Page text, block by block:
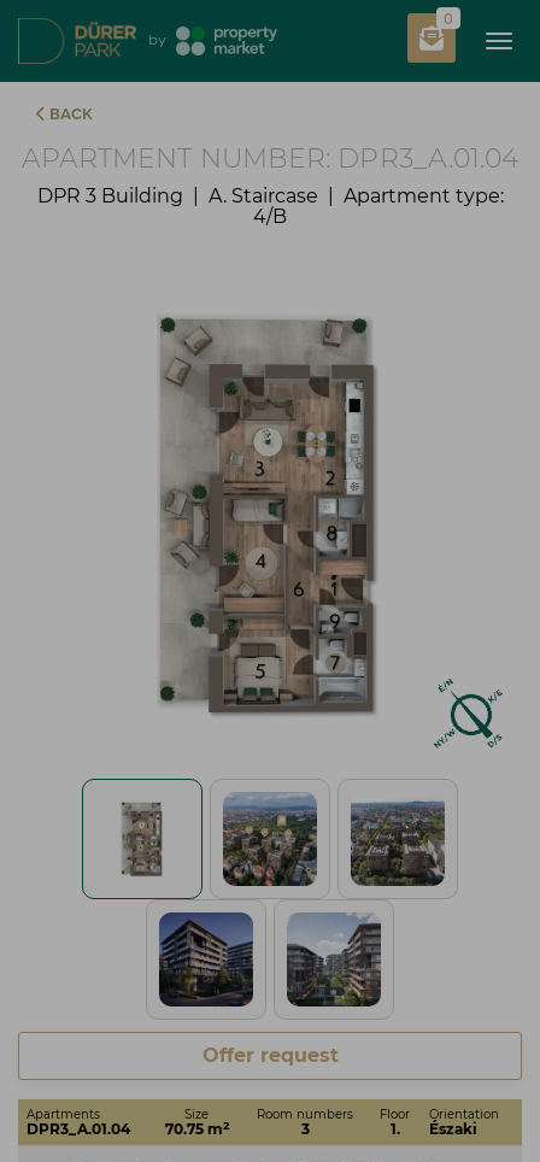
by
0
BACK
APARTMENT NUMBER: DPR3_A.01.04
DPR 3 Building | A. Staircase | Apartment type:
4/B
Offer request
Apartments
DPR3_A.01.04
Size
70.75 m2
Room numbers
3
Floor
1.
Orientation
Északi